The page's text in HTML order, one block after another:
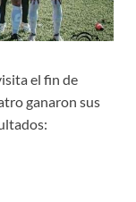
el fin de
ganaron sus